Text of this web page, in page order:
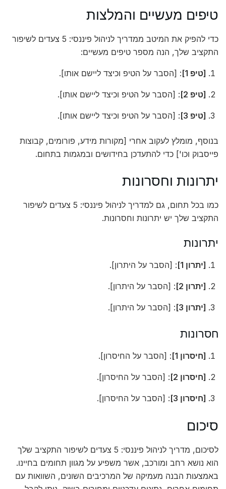
טיפים מעשיים והמלצות
כדי להפיק את המיטב ממדריך לניהול פיננסי: 5 צעדים לשיפור
התקציב שלך, הנה מספר טיפים מעשיים:
[טיפ 1] : [הסבר על הטיפ וכיצד ליישם אותו].
[טיפ 2] : [הסבר על הטיפ וכיצד ליישם אותו].
[טיפ 3] : [הסבר על הטיפ וכיצד ליישם אותו].
בנוסף, מומלץ לעקוב אחרי [מקורות מידע, פורומים, קבוצות
פייסבוק וכו'] כדי להתעדכן בחידושים ובמגמות בתחום.
יתרונות וחסרונות
כמו בכל תחום, גם למדריך לניהול פיננסי: 5 צעדים לשיפור
התקציב שלך יש יתרונות וחסרונות.
יתרונות
[יתרון 1] : [הסבר על היתרון].
[יתרון 2] : [הסבר על היתרון].
[יתרון 3] : [הסבר על היתרון].
חסרונות
[חיסרון 1] : [הסבר על החיסרון].
[חיסרון 2] : [הסבר על החיסרון].
[חיסרון 3] : [הסבר על החיסרון].
סיכום
לסיכום, מדריך לניהול פיננסי: 5 צעדים לשיפור התקציב שלך
הוא נושא רחב ומורכב, אשר משפיע על מגוון תחומים בחיינו.
באמצעות הבנה מעמיקה של המרכיבים השונים, השוואות עם